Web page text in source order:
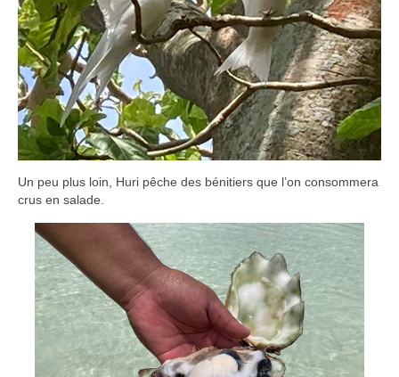
Un peu plus loin, Huri pêche des bénitiers que l’on consommera
crus en salade.